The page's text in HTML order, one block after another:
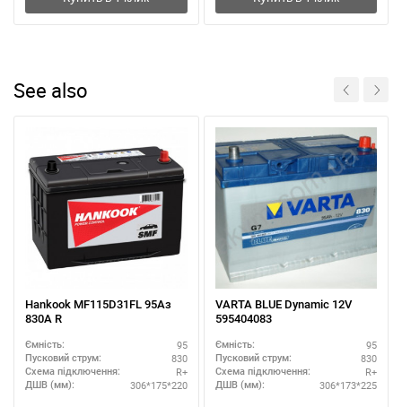
See also
Hankook MF115D31FL 95Аз
830А R
Ємність: 95
Пусковий струм: 830
Схема підключення: R+
ДШВ (мм): 306*175*220
VARTA BLUE Dynamic 12V
595404083
Ємність: 95
Пусковий струм: 830
Схема підключення: R+
ДШВ (мм): 306*173*225